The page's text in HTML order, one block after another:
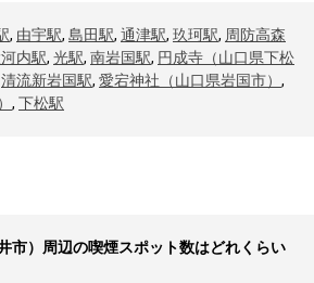
, 由宇駅, 島田駅, 通津駅, 玖珂駅, 周防高森
内駅, 光駅, 南岩国駅, 円成寺（山口県下松
清流新岩国駅, 愛宕神社（山口県岩国市） ,
, 下松駅
市）周辺の喫煙スポット数はどれくらい